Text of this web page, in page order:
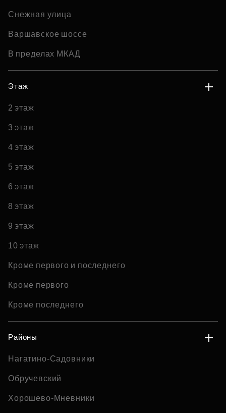
Снежная улица
Варшавское шоссе
В пределах МКАД
Этаж
2 этаж
3 этаж
4 этаж
5 этаж
6 этаж
8 этаж
9 этаж
10 этаж
Кроме первого и последнего
Кроме первого
Кроме последнего
Районы
Нагатино-Садовники
Обручевский
Хорошево-Мневники